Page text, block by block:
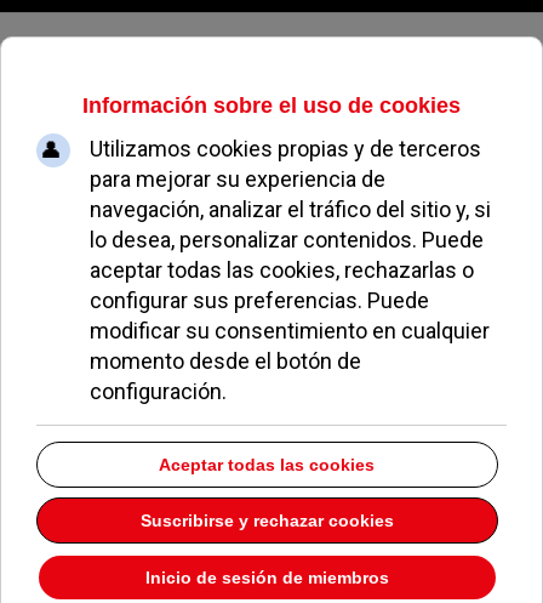
Viernes, 07 de agosto de 2026
Moral Asesores
Dirección: C/ Sagunto 6 6
Pozuelo de Alarcón
Madrid
28223
Teléfono: 917152281
Descargar la información como:
EN PORTADA